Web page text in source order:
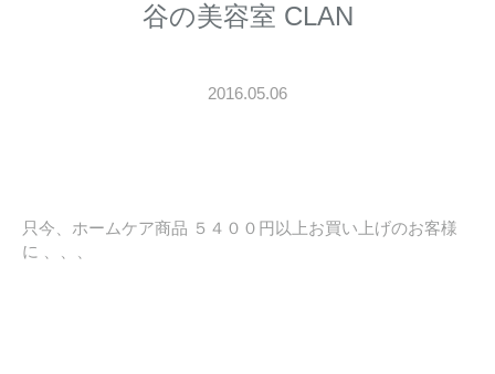
谷の美容室 CLAN
2016.05.06
只今、ホームケア商品 ５４００円以上お買い上げのお客様
に 、、、